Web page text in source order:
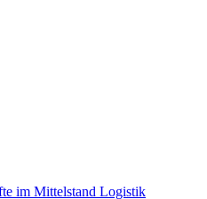
im Mittelstand Logistik